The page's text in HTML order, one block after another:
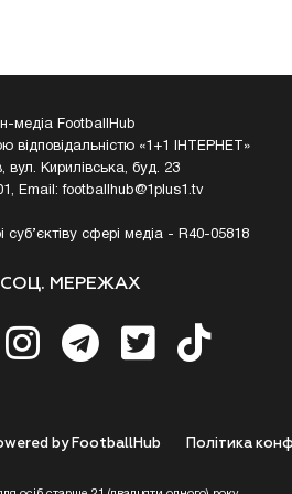
медіа FootballHub
відповідальністю «1+1 ІНТЕРНЕТ»
вул. Кирилівська, буд. 23
Email:footballhub@1plus1.tv
суб’єктіву сфері медіа - R40-05818
МЕРЕЖАХ
Полiтика
by FootballHub